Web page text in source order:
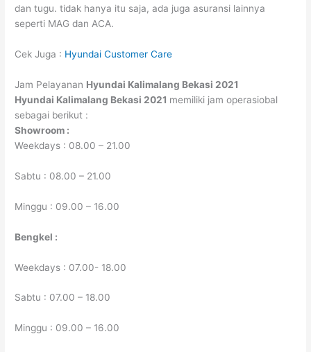
dan tugu. tidak hanya itu saja, ada juga asuransi lainnya
seperti MAG dan ACA.
Cek Juga : Hyundai Customer Care
Jam Pelayanan Hyundai Kalimalang Bekasi 2021
Hyundai Kalimalang Bekasi 2021 memiliki jam operasiobal
sebagai berikut :
Showroom :
Weekdays : 08.00 – 21.00
Sabtu : 08.00 – 21.00
Minggu : 09.00 – 16.00
Bengkel :
Weekdays : 07.00- 18.00
Sabtu : 07.00 – 18.00
Minggu : 09.00 – 16.00